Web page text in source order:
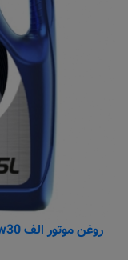
روغن موتور الف 5w30 مدل Evolution 900 SXR حجم 5 لیتر